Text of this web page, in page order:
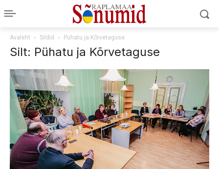
Avaleht Sildid Pühatu ja Kõrvetaguse
Silt: Pühatu ja Kõrvetaguse